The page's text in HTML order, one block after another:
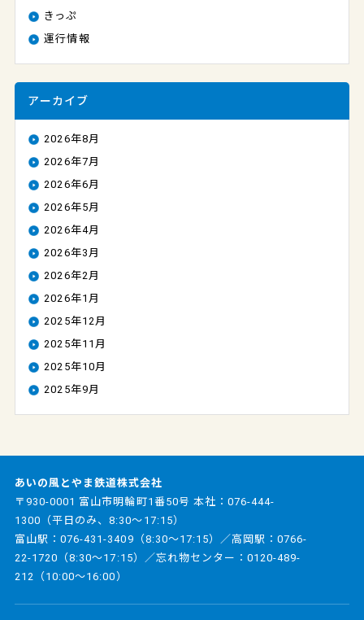
きっぷ
運行情報
アーカイブ
2026年8月
2026年7月
2026年6月
2026年5月
2026年4月
2026年3月
2026年2月
2026年1月
2025年12月
2025年11月
2025年10月
2025年9月
あいの風とやま鉄道株式会社
〒930-0001 富山市明輪町1番50号 本社： 076-444-
1300 （平日のみ、8:30～17:15）
富山駅：076-431-3409 （8:30～17:15）／高岡駅：0766-
22-1720 （8:30～17:15）／忘れ物センター：0120-489-
212 （10:00～16:00）